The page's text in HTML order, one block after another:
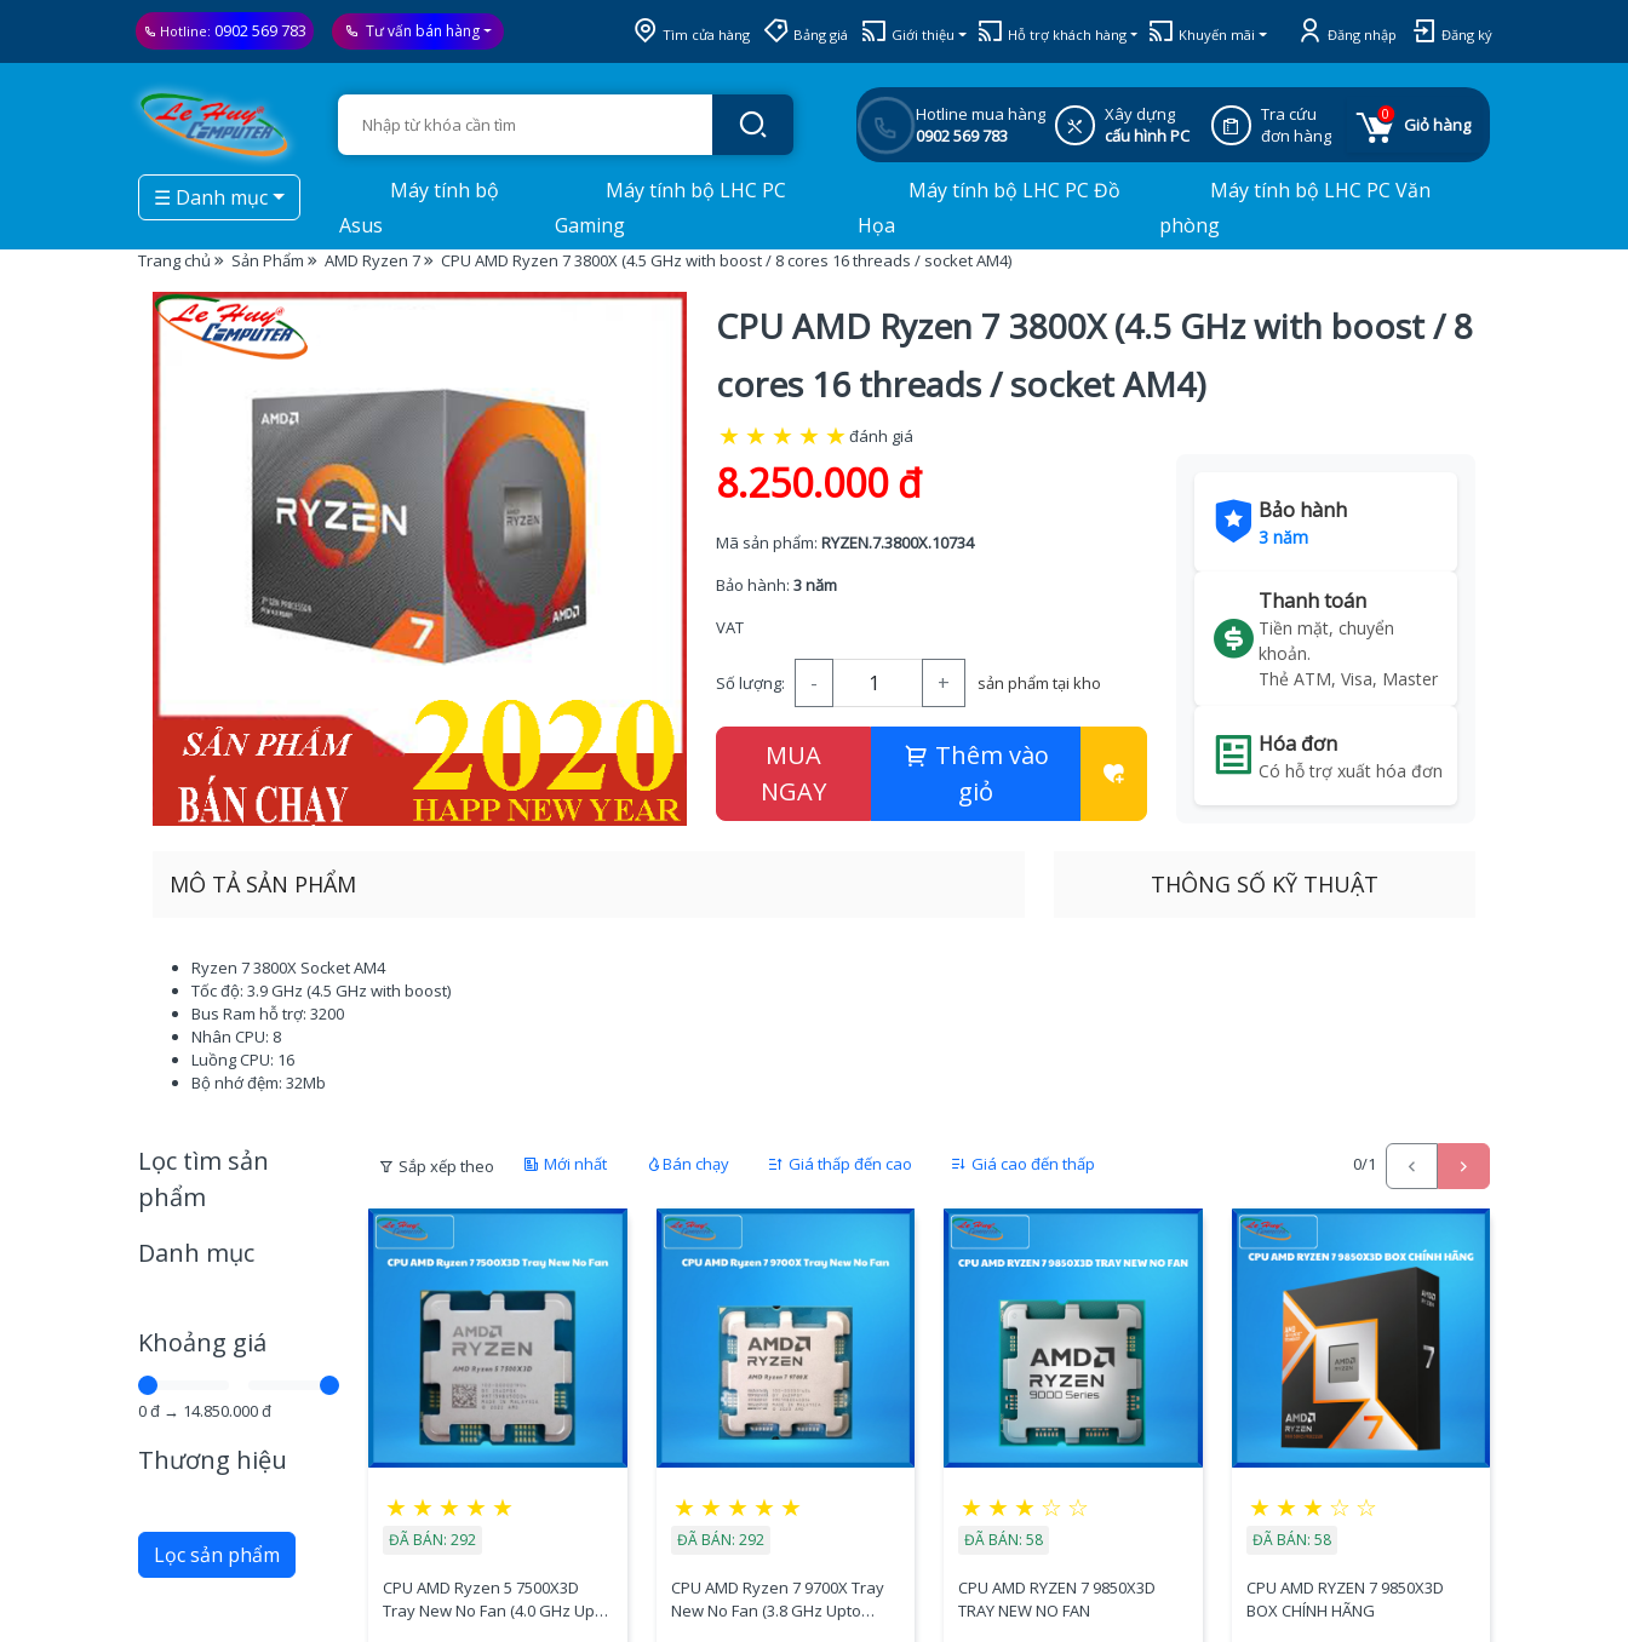
Hotline: 0902 569 783 Tư vấn bán hàng Tìm cửa hàng Bảng giá Giới thiệu Hỗ trợ khách hàng Khuyến mãi Đăng nhập Đăng ký
Hotline mua hàng
0902 569 783
Xây dựng
cấu hình PC
Tra cứu
đơn hàng
0
Giỏ hàng
☰ Danh mục
Máy tính bộ
Asus
Máy tính bộ LHC PC
Gaming
Máy tính bộ LHC PC Đồ
Họa
Máy tính bộ LHC PC Văn
phòng
Trang chủ Sản Phẩm AMD Ryzen 7 CPU AMD Ryzen 7 3800X (4.5 GHz with boost / 8 cores 16 threads / socket AM4)
CPU AMD Ryzen 7 3800X (4.5 GHz with boost / 8
cores 16 threads / socket AM4)
★ ★ ★ ★ ★đánh giá
8.250.000 đ
Mã sản phẩm: RYZEN.7.3800X.10734
Bảo hành: 3 năm
VAT
Số lượng: - + sản phẩm tại kho
MUA
NGAY
Thêm vào
giỏ
Bảo hành
3 năm
Thanh toán
Tiền mặt, chuyển
khoản.
Thẻ ATM, Visa, Master
Hóa đơn
Có hỗ trợ xuất hóa đơn
MÔ TẢ SẢN PHẨM
Ryzen 7 3800X Socket AM4
Tốc độ: 3.9 GHz (4.5 GHz with boost)
Bus Ram hỗ trợ: 3200
Nhân CPU: 8
Luồng CPU: 16
Bộ nhớ đệm: 32Mb
THÔNG SỐ KỸ THUẬT
Lọc tìm sản
phẩm
Danh mục
Khoảng giá
0đ → 14.850.000đ
Thương hiệu
Lọc sản phẩm
Sắp xếp theo Mới nhất Bán chạy Giá thấp đến cao Giá cao đến thấp 0/1
★ ★ ★ ★ ★
ĐÃ BÁN: 292
CPU AMD Ryzen 5 7500X3D
Tray New No Fan (4.0 GHz Upto
★ ★ ★ ★ ★
ĐÃ BÁN: 292
CPU AMD Ryzen 7 9700X Tray
New No Fan (3.8 GHz Upto
★ ★ ★ ☆ ☆
ĐÃ BÁN: 58
CPU AMD RYZEN 7 9850X3D
TRAY NEW NO FAN
★ ★ ★ ☆ ☆
ĐÃ BÁN: 58
CPU AMD RYZEN 7 9850X3D
BOX CHÍNH HÃNG